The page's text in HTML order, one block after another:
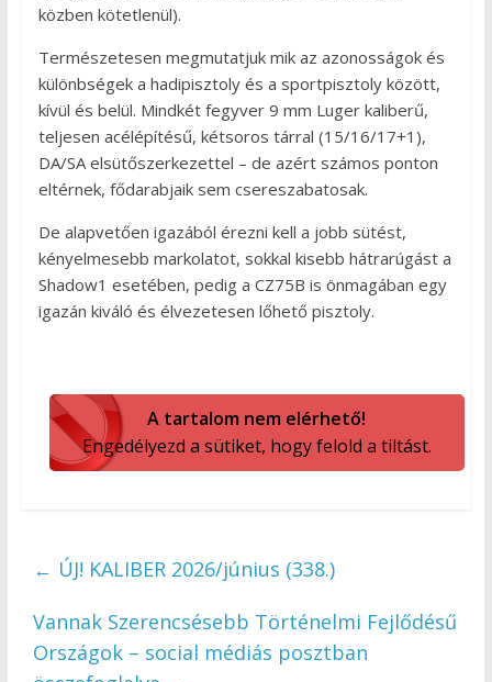
közben kötetlenül).
Természetesen megmutatjuk mik az azonosságok és
különbségek a hadipisztoly és a sportpisztoly között,
kívül és belül. Mindkét fegyver 9 mm Luger kaliberű,
teljesen acélépítésű, kétsoros tárral (15/16/17+1),
DA/SA elsütőszerkezettel – de azért számos ponton
eltérnek, fődarabjaik sem csereszabatosak.
De alapvetően igazából érezni kell a jobb sütést,
kényelmesebb markolatot, sokkal kisebb hátrarúgást a
Shadow1 esetében, pedig a CZ75B is önmagában egy
igazán kiváló és élvezetesen lőhető pisztoly.
A tartalom nem elérhető!
Engedélyezd a sütiket, hogy felold a tiltást.
← ÚJ! KALIBER 2026/június (338.)
Vannak Szerencsésebb Történelmi Fejlődésű
Országok – social médiás posztban